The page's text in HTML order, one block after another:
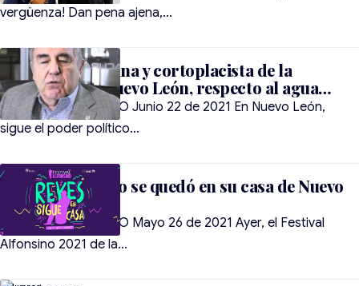
vergüenza! Dan pena ajena,…
La visión mezquina y cortoplacista de la
oligarquía de Nuevo León, respecto al agua…
RAÚL A. RUBIO CANO Junio 22 de 2021 En Nuevo León,
sigue el poder político…
Alfonso Reyes no se quedó en su casa de Nuevo
León…
RAÚL A. RUBIO CANO Mayo 26 de 2021 Ayer, el Festival
Alfonsino 2021 de la…